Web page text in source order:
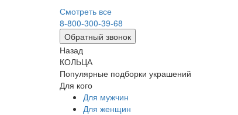
Смотреть все
8-800-300-39-68
Обратный звонок
Назад
КОЛЬЦА
Популярные подборки украшений
Для кого
Для мужчин
Для женщин